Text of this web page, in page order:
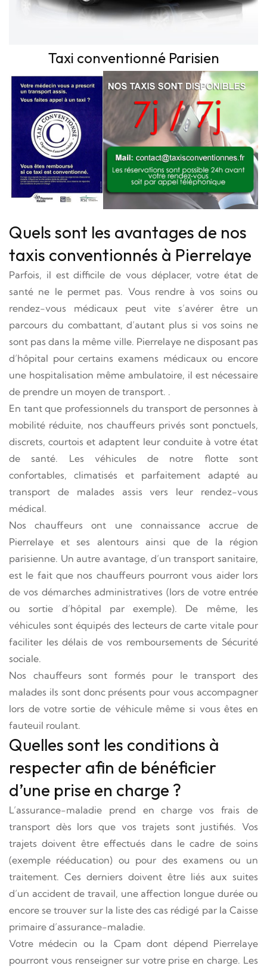
Taxi conventionné Parisien
Quels sont les avantages de nos
taxis conventionnés à Pierrelaye
Parfois, il est difficile de vous déplacer, votre état de
santé ne le permet pas. Vous rendre à vos soins ou
rendez-vous médicaux peut vite s’avérer être un
parcours du combattant, d’autant plus si vos soins ne
sont pas dans la même ville. Pierrelaye ne disposant pas
d’hôpital pour certains examens médicaux ou encore
une hospitalisation même ambulatoire, il est nécessaire
de prendre un moyen de transport. .
En tant que professionnels du transport de personnes à
mobilité réduite, nos chauffeurs privés sont ponctuels,
discrets, courtois et adaptent leur conduite à votre état
de santé. Les véhicules de notre flotte sont
confortables, climatisés et parfaitement adapté au
transport de malades assis vers leur rendez-vous
médical.
Nos chauffeurs ont une connaissance accrue de
Pierrelaye et ses alentours ainsi que de la région
parisienne. Un autre avantage, d’un transport sanitaire,
est le fait que nos chauffeurs pourront vous aider lors
de vos démarches administratives (lors de votre entrée
ou sortie d’hôpital par exemple). De même, les
véhicules sont équipés des lecteurs de carte vitale pour
faciliter les délais de vos remboursements de Sécurité
sociale.
Nos chauffeurs sont formés pour le transport des
malades ils sont donc présents pour vous accompagner
lors de votre sortie de véhicule même si vous êtes en
fauteuil roulant.
Quelles sont les conditions à
respecter afin de bénéficier
d’une prise en charge ?
L’assurance-maladie prend en charge vos frais de
transport dès lors que vos trajets sont justifiés. Vos
trajets doivent être effectués dans le cadre de soins
(exemple rééducation) ou pour des examens ou un
traitement. Ces derniers doivent être liés aux suites
d’un accident de travail, une affection longue durée ou
encore se trouver sur la liste des cas rédigé par la Caisse
primaire d’assurance-maladie.
Votre médecin ou la Cpam dont dépend Pierrelaye
pourront vous renseigner sur votre prise en charge. Les